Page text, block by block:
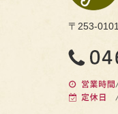
〒253-